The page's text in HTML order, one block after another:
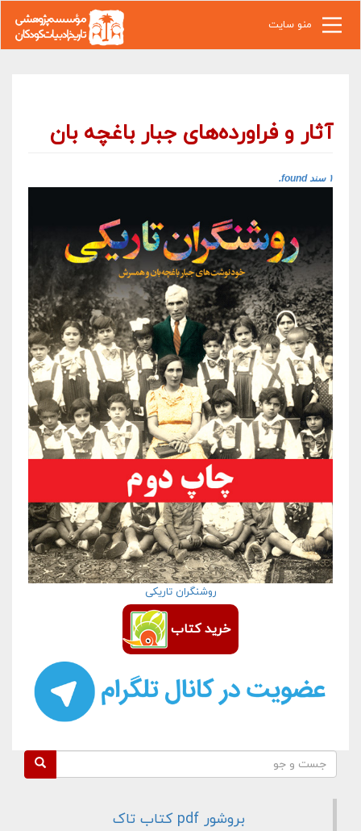
منو سایت
آثار و فراورده‌های جبار باغچه بان
۱ سند found.
روشنگران تاریکی
خرید کتاب
فرم جستجو
بروشور pdf کتاب تاک